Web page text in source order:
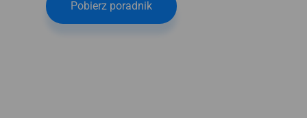
Pobierz poradnik